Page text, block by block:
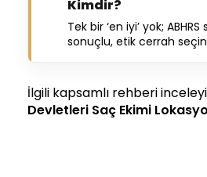
Kimdir?
Tek bir ‘en iyi’ yok; ABHRS
sonuçlu, etik cerrah
İlgili kapsamlı rehberi
Devletleri Saç Ekimi